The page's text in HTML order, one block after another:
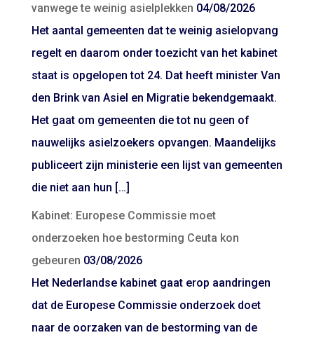
vanwege te weinig asielplekken 04/08/2026
Het aantal gemeenten dat te weinig asielopvang
regelt en daarom onder toezicht van het kabinet
staat is opgelopen tot 24. Dat heeft minister Van
den Brink van Asiel en Migratie bekendgemaakt.
Het gaat om gemeenten die tot nu geen of
nauwelijks asielzoekers opvangen. Maandelijks
publiceert zijn ministerie een lijst van gemeenten
die niet aan hun […]
Kabinet: Europese Commissie moet
onderzoeken hoe bestorming Ceuta kon
gebeuren 03/08/2026
Het Nederlandse kabinet gaat erop aandringen
dat de Europese Commissie onderzoek doet
naar de oorzaken van de bestorming van de